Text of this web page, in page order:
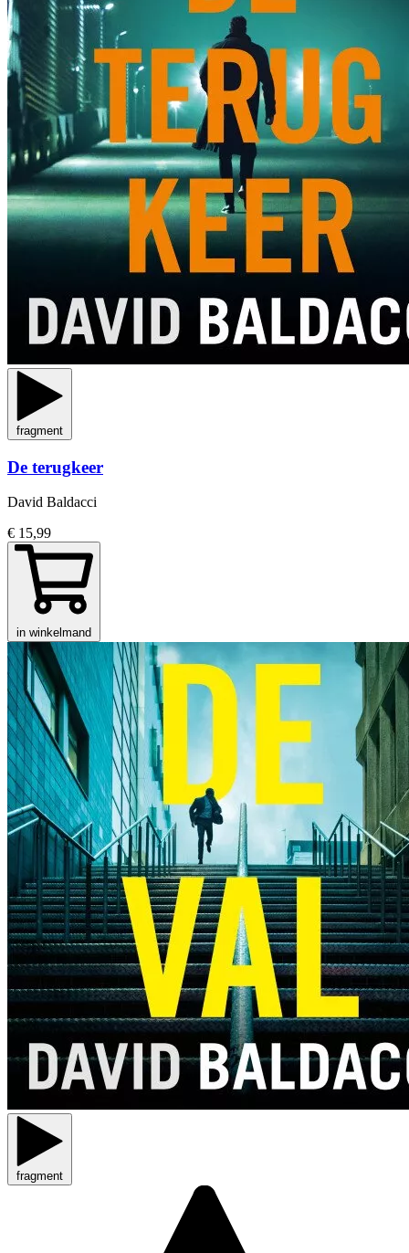
fragment
De terugkeer
David Baldacci
€ 15,99
in winkelmand
fragment